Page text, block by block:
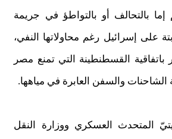
بالتحالف أو بالتواطؤ في جريمة
على إسرائيل رغم محاولاتها النفي،
باتفاقية القسطنطينة التي تمنع مصر
والسفن العابرة في مياهها.
المتحدث العسكري ووزارة النقل